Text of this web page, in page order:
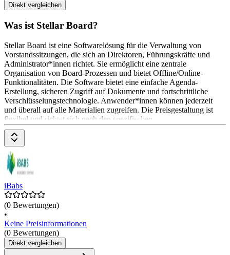
Direkt vergleichen
Was ist Stellar Board?
Stellar Board ist eine Softwarelösung für die Verwaltung von
Vorstandssitzungen, die sich an Direktoren, Führungskräfte und
Administrator*innen richtet. Sie ermöglicht eine zentrale
Organisation von Board-Prozessen und bietet Offline/Online-
Funktionalitäten. Die Software bietet eine einfache Agenda-
Erstellung, sicheren Zugriff auf Dokumente und fortschrittliche
Verschlüsselungstechnologie. Anwender*innen können jederzeit
und überall auf alle Materialien zugreifen. Die Preisgestaltung ist
flexibel und richtet sich nach den spezifischen
iBabs
(0 Bewertungen)
•
Keine Preisinformationen
(0 Bewertungen)
Direkt vergleichen